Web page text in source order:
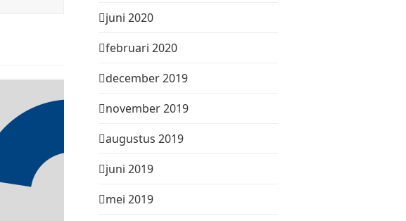
juni 2020
februari 2020
december 2019
november 2019
augustus 2019
juni 2019
mei 2019